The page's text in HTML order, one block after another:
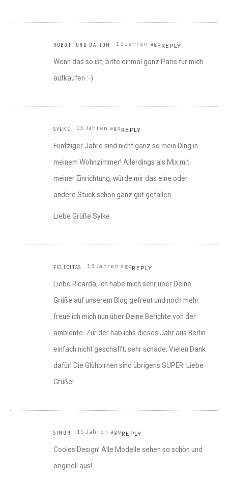
ROBOTI UND DA HÖM 15 Jahren agoREPLY
Wenn das so ist, bitte einmal ganz Paris für mich
aufkaufen :-)
SYLKE 15 Jahren agoREPLY
Fünfziger Jahre sind nicht ganz so mein Ding in
meinem Wohnzimmer! Allerdings als Mix mit
meiner Einrichtung, würde mir das eine oder
andere Stück schon ganz gut gefallen.
Liebe Grüße Sylke
FELICITAS 15 Jahren agoREPLY
Liebe Ricarda, ich habe mich sehr über Deine
Grüße auf unserem Blog gefreut und noch mehr
freue ich mich nun über Deine Berichte von der
ambiente. Zur der hab ichs dieses Jahr aus Berlin
einfach nicht geschafft, sehr schade. Vielen Dank
dafür! Die Glühbirnen sind übrigens SUPER. Liebe
Grüße!
SIMON 15 Jahren agoREPLY
Cooles Design! Alle Modelle sehen so schön und
originell aus!